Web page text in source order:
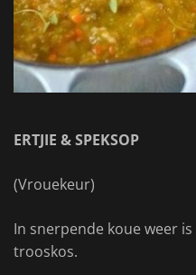
ERTJIE & SPEKSOP
(Vrouekeur)
In snerpende koue weer
trooskos.